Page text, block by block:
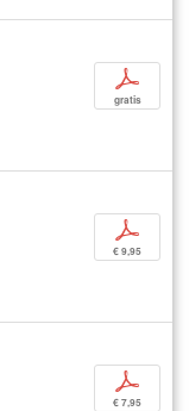
p
gratis
p
€ 9,95
p
€ 7,95